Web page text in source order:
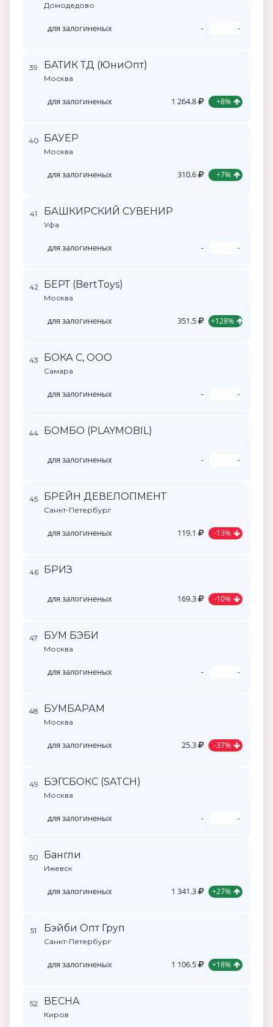
Домодедово
для залогиненых - -
39 БАТИК ТД (ЮниОпт)
Москва
для залогиненых 1 264.8 +8%
40 БАУЕР
Москва
для залогиненых 310.6 +7%
41 БАШКИРСКИЙ СУВЕНИР
Уфа
для залогиненых - -
42 БЕРТ (BertToys)
Москва
для залогиненых 351.5 +128%
43 БОКА С, ООО
Самара
для залогиненых - -
44 БОМБО (PLAYMOBIL)
для залогиненых - -
45 БРЕЙН ДЕВЕЛОПМЕНТ
Санкт-Петербург
для залогиненых 119.1 -13%
46 БРИЗ
для залогиненых 169.3 -10%
47 БУМ БЭБИ
Москва
для залогиненых - -
48 БУМБАРАМ
Москва
для залогиненых 25.3 -37%
49 БЭГСБОКС (SATCH)
Москва
для залогиненых - -
50 Бангли
Ижевск
для залогиненых 1 341.3 +27%
51 Бэйби Опт Груп
Санкт-Петербург
для залогиненых 1 106.5 +18%
52 ВЕСНА
Киров